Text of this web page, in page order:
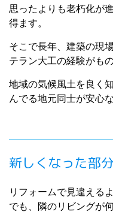
思ったよりも老朽化が
得ます。
そこで長年、建築の現
テラン大工の経験がも
地域の気候風土を良く
んでる地元同士が安心
新しくなった部
リフォームで見違える
でも、隣のリビングが